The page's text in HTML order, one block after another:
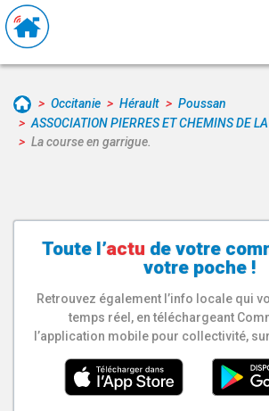
Occitanie Hérault
Poussan
ASSOCIATION PIERRES ET CHEMINS DE
La course en garrigue.
Toute l’actu de votre
votre poche !
Retrouvez également l’info locale qui
temps réel, en téléchargeant
l’application mobile pour collectivité,